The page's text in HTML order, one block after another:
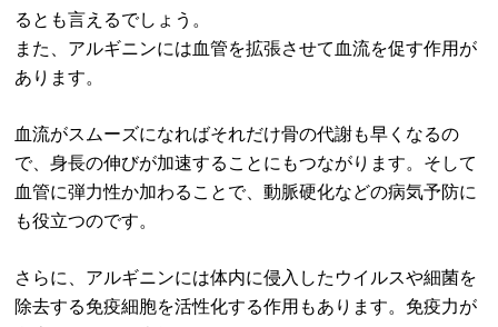
るとも言えるでしょう。
また、アルギニンには血管を拡張させて血流を促す作用が
あります。
血流がスムーズになればそれだけ骨の代謝も早くなるの
で、身長の伸びが加速することにもつながります。そして
血管に弾力性か加わることで、動脈硬化などの病気予防に
も役立つのです。
さらに、アルギニンには体内に侵入したウイルスや細菌を
除去する免疫細胞を活性化する作用もあります。免疫力が